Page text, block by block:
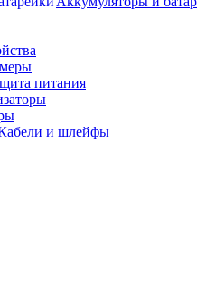
питания
и шлейфы